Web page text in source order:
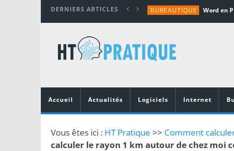
DERNIERS ARTICLES BUREAUTIQUE
TUTORIALS
MATÉRIEL
Accueil
Actualités Logiciels Internet
Vous êtes ici : HT Pratique >> Comment
calculer le rayon 1 km autour de chez moi